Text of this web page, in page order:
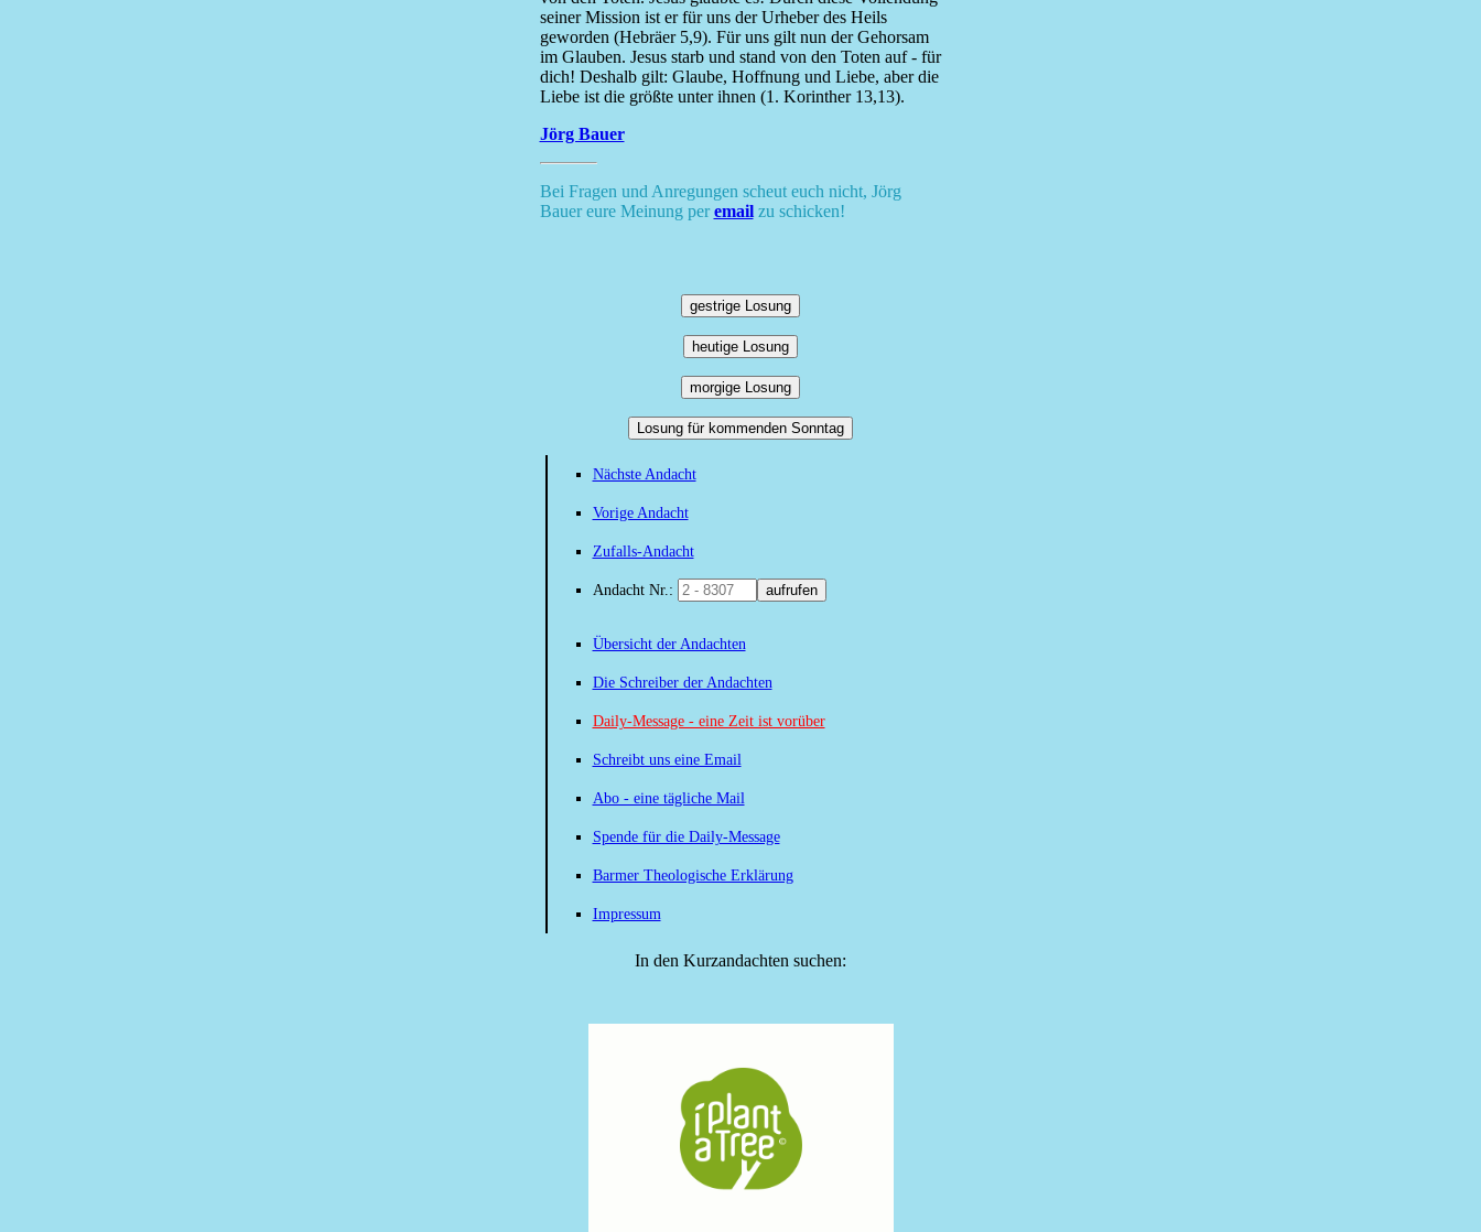
seiner Mission ist er für uns der Urheber des Heils
geworden (Hebräer 5,9). Für uns gilt nun der Gehorsam
im Glauben. Jesus starb und stand von den Toten auf - für
dich! Deshalb gilt: Glaube, Hoffnung und Liebe, aber die
Liebe ist die größte unter ihnen (1. Korinther 13,13).
Jörg Bauer
Bei Fragen und Anregungen scheut euch nicht, Jörg
Bauer eure Meinung peremailzu schicken!
gestrige Losung
heutige Losung
morgige Losung
Losung für kommenden Sonntag
Nächste Andacht
Vorige Andacht
Zufalls-Andacht
Andacht Nr.: aufrufen
Übersicht der Andachten
Die Schreiber der Andachten
Daily-Message - eine Zeit ist vorüber
Schreibt uns eine Email
Abo - eine tägliche Mail
Spende für die Daily-Message
Barmer Theologische Erklärung
Impressum
In den Kurzandachten suchen: